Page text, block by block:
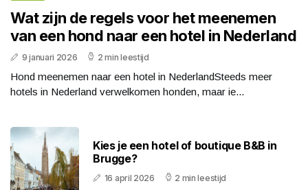
Wat zijn de regels voor het meenemen
van een hond naar een hotel in Nederland
9 januari 2026 2 min leestijd
Hond meenemen naar een hotel in NederlandSteeds meer
hotels in Nederland verwelkomen honden, maar ie...
Kies je een hotel of boutique B&B in
Brugge?
16 april 2026 2 min leestijd